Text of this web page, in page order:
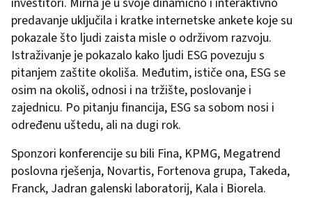
predavanje uključila i kratke internetske ankete koje su
pokazale što ljudi zaista misle o održivom razvoju.
Istraživanje je pokazalo kako ljudi ESG povezuju s
pitanjem zaštite okoliša. Međutim, ističe ona, ESG se
osim na okoliš, odnosi i na tržište, poslovanje i
zajednicu. Po pitanju financija, ESG sa sobom nosi i
određenu uštedu, ali na dugi rok.
Sponzori konferencije su bili Fina, KPMG, Megatrend
poslovna rješenja, Novartis, Fortenova grupa, Takeda,
Franck, Jadran galenski laboratorij, Kala i Biorela.